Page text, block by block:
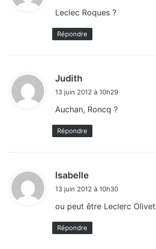
Leclec Roques ?
Répondre
Judith
i
13 juin 2012 à 10h29
Auchan, Roncq ?
Répondre
Isabelle
i
13 juin 2012 à 10h30
ou peut être Leclerc Olivet
Répondre